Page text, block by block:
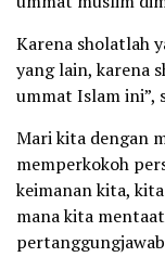
Karena sholatlah
yang lain, karena
ummat Islam ini”,
Mari kita dengan
memperkokoh
keimanan kita,
mana kita